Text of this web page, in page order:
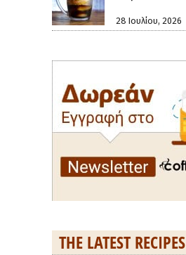
28 Ιουλίου, 2026
THE LATEST RECIPES